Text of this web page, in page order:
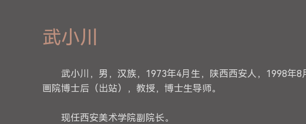
武小川
武小川，男，汉族，1973年4月生，陕西西安人，1998年
画院博士后（出站），教授，博士生导师。
现任西安美术学院副院长。